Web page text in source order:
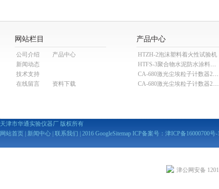
网站栏目
公司介绍
产品中心
新闻动态
技术支持
在线留言
资料下载
产品中心
HTZH-2泡沫塑料着火性试验机
HTFS-3聚合物水泥防水涂料分散机
CA-680激光尘埃粒子计数器28.3L
CA-680激光尘埃粒子
天津市华通实验仪器厂 版权所有
网站首页
新闻中心 联系我们 | 2016 GoogleSitemap ICP备案号： 津ICP备16000700号-
津公网安备